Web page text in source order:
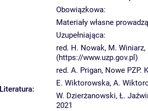
Literatura:
Obowiązkowa:
Materiały własne
Uzupełniająca:
red. H. Nowak, M.
(https://www.uzp.gov.pl)
red. A. Prigan, Nowe
E. Wiktorowska, A.
W. Dzierżanowski, Ł.
2021